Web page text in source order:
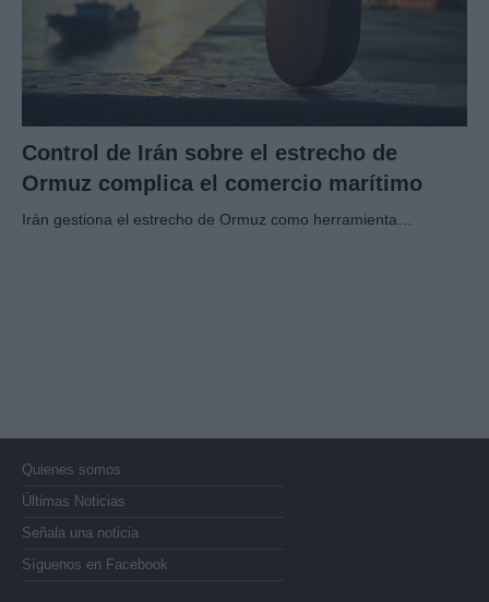
Control de Irán sobre el estrecho de
Ormuz complica el comercio marítimo
Irán gestiona el estrecho de Ormuz como herramienta…
Quienes somos
Últimas Noticias
Señala una noticia
Síguenos en Facebook